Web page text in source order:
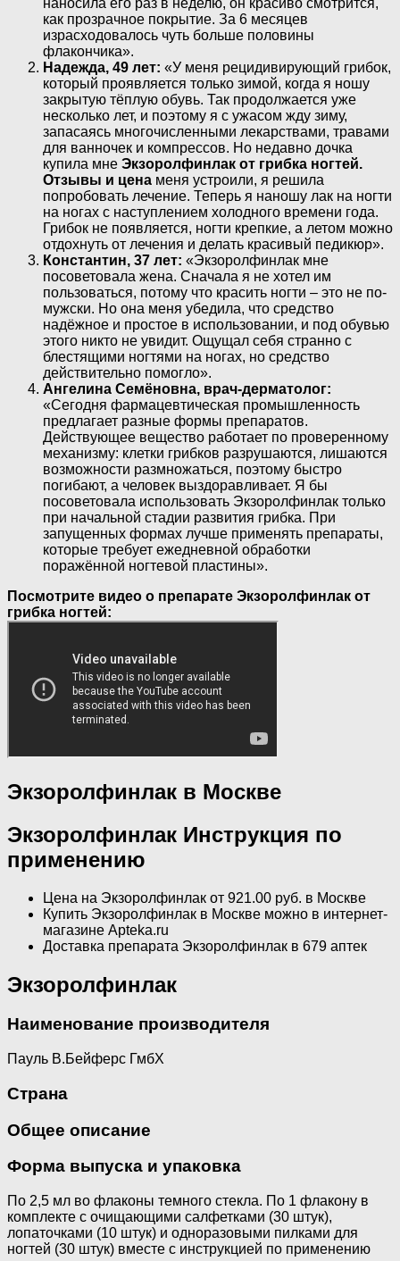
наносила его раз в неделю, он красиво смотрится,
как прозрачное покрытие. За 6 месяцев
израсходовалось чуть больше половины
флакончика».
Надежда, 49 лет: «У меня рецидивирующий грибок,
который проявляется только зимой, когда я ношу
закрытую тёплую обувь. Так продолжается уже
несколько лет, и поэтому я с ужасом жду зиму,
запасаясь многочисленными лекарствами, травами
для ванночек и компрессов. Но недавно дочка
купила мне Экзоролфинлак от грибка ногтей.
Отзывы и цена меня устроили, я решила
попробовать лечение. Теперь я наношу лак на ногти
на ногах с наступлением холодного времени года.
Грибок не появляется, ногти крепкие, а летом можно
отдохнуть от лечения и делать красивый педикюр».
Константин, 37 лет: «Экзоролфинлак мне
посоветовала жена. Сначала я не хотел им
пользоваться, потому что красить ногти – это не по-
мужски. Но она меня убедила, что средство
надёжное и простое в использовании, и под обувью
этого никто не увидит. Ощущал себя странно с
блестящими ногтями на ногах, но средство
действительно помогло».
Ангелина Семёновна, врач-дерматолог:
«Сегодня фармацевтическая промышленность
предлагает разные формы препаратов.
Действующее вещество работает по проверенному
механизму: клетки грибков разрушаются, лишаются
возможности размножаться, поэтому быстро
погибают, а человек выздоравливает. Я бы
посоветовала использовать Экзоролфинлак только
при начальной стадии развития грибка. При
запущенных формах лучше применять препараты,
которые требует ежедневной обработки
поражённой ногтевой пластины».
Посмотрите видео о препарате Экзоролфинлак от
грибка ногтей:
Экзоролфинлак в Москве
Экзоролфинлак Инструкция по
применению
Цена на Экзоролфинлак от 921.00 руб. в Москве
Купить Экзоролфинлак в Москве можно в интернет-
магазине Apteka.ru
Доставка препарата Экзоролфинлак в 679 аптек
Экзоролфинлак
Наименование производителя
Пауль В.Бейферс ГмбХ
Страна
Общее описание
Форма выпуска и упаковка
По 2,5 мл во флаконы темного стекла. По 1 флакону в
комплекте с очищающими салфетками (30 штук),
лопаточками (10 штук) и одноразовыми пилками для
ногтей (30 штук) вместе с инструкцией по применению